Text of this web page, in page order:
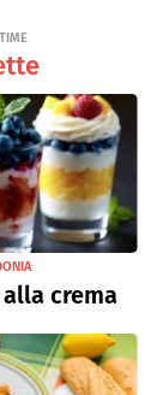
crema